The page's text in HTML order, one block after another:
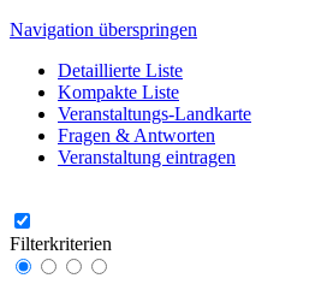
Navigation überspringen
Detaillierte Liste
Kompakte Liste
Veranstaltungs-Landkarte
Fragen & Antworten
Veranstaltung eintragen
Filterkriterien